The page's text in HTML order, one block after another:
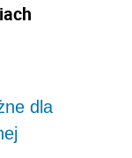
dla